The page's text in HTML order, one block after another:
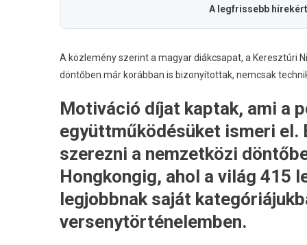
Világ
A legfrissebb
A közlemény szerint a magyar diákcsapat, a Keresztúri
döntőben már korábban is bizonyítottak, nemcsak
Motiváció díjat kaptak, ami a
együttműködésüket ismeri
szerezni a nemzetközi
Hongkongig, ahol a világ 415
legjobbnak saját
versenytörténelemben.